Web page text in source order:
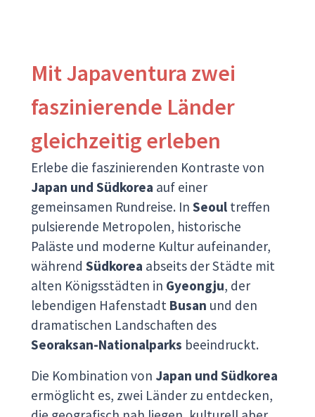
Mit Japaventura zwei
faszinierende Länder
gleichzeitig erleben
Erlebe die faszinierenden Kontraste von
Japan und Südkorea auf einer
gemeinsamen Rundreise. In Seoul treffen
pulsierende Metropolen, historische
Paläste und moderne Kultur aufeinander,
während Südkorea abseits der Städte mit
alten Königsstädten in Gyeongju, der
lebendigen Hafenstadt Busan und den
dramatischen Landschaften des
Seoraksan-Nationalparks beeindruckt.
Die Kombination von Japan und Südkorea
ermöglicht es, zwei Länder zu entdecken,